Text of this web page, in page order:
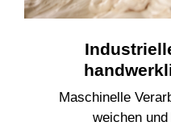
Maschinelle
weichen